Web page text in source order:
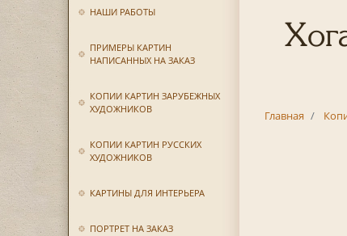
НАШИ РАБОТЫ
ПРИМЕРЫ КАРТИН
НАПИСАННЫХ НА ЗАКАЗ
КОПИИ КАРТИН ЗАРУБЕЖНЫХ
ХУДОЖНИКОВ
КОПИИ КАРТИН РУССКИХ
ХУДОЖНИКОВ
КАРТИНЫ ДЛЯ ИНТЕРЬЕРА
ПОРТРЕТ НА ЗАКАЗ
Главная